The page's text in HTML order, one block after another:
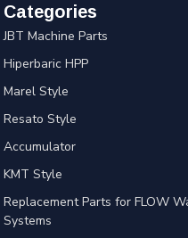
Categories
JBT Machine Parts
Hiperbaric HPP
Marel Style
Resato Style
Accumulator
KMT Style
Replacement Parts for FLOW
Systems